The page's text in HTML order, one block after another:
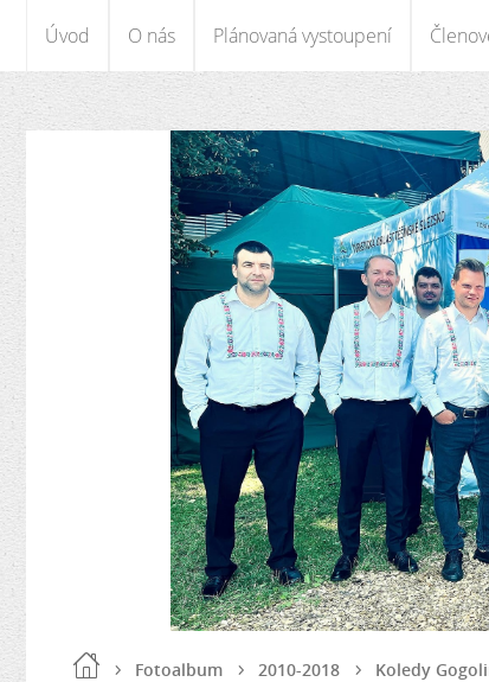
Úvod O nás Plánovaná vystoupení
Fotoalbum 2010-2018 Koledy